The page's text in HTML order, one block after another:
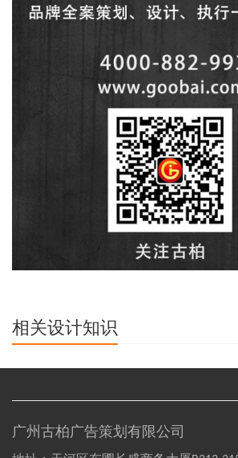
相关设计知识
广州古柏广告策划有限公司